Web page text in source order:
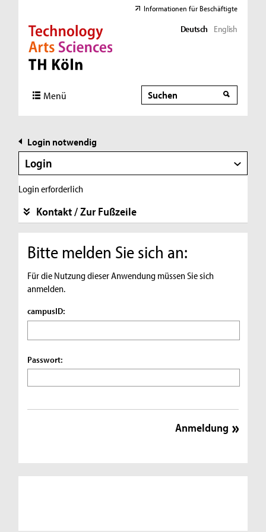
Direkt zur Hauptnavigation
Direkt zur Subnavigation
Direkt zum Inhalt
Direkt zum Fußbereich
Informationen für Beschäftigte
Deutsch English
Menü Suche
Suche
Login notwendig
Login
Login erforderlich
Kontakt / Zur Fußzeile
Bitte melden Sie sich an:
Für die Nutzung dieser Anwendung müssen Sie sich
anmelden.
campusID:
Passwort: